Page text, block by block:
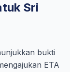
Sri
bukti
ETA